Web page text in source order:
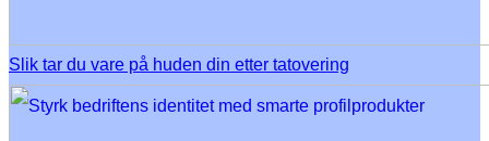
Slik tar du vare på huden din etter tatovering